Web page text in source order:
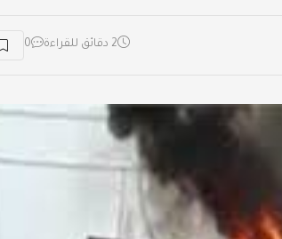
2 دقائق للقراءة 0